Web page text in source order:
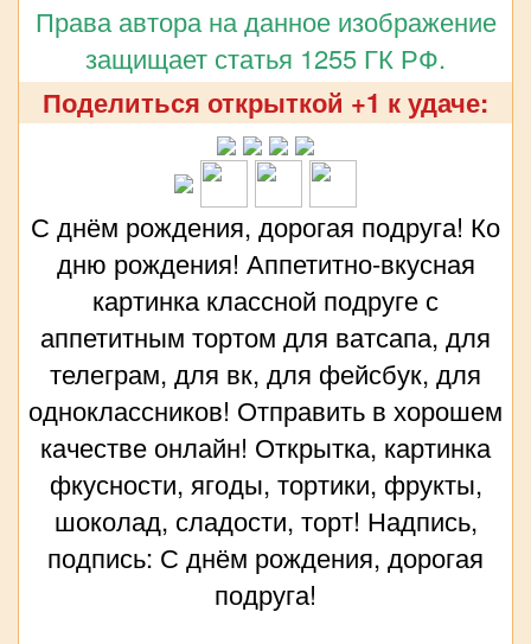
Права автора на данное изображение
защищает статья 1255 ГК РФ.
Поделиться открыткой +1 к удаче:
С днём рождения, дорогая подруга! Ко
дню рождения! Аппетитно-вкусная
картинка классной подруге с
аппетитным тортом для ватсапа, для
телеграм, для вк, для фейсбук, для
одноклассников! Отправить в хорошем
качестве онлайн! Открытка, картинка
фкусности, ягоды, тортики, фрукты,
шоколад, сладости, торт! Надпись,
подпись: С днём рождения, дорогая
подруга!